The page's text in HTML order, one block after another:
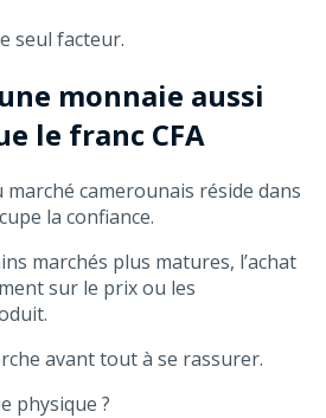
seul facteur.
monnaie aussi
le franc CFA
marché camerounais réside dans
la confiance.
marchés plus matures, l’achat
sur le prix ou les
avant tout à se rassurer.
physique ?